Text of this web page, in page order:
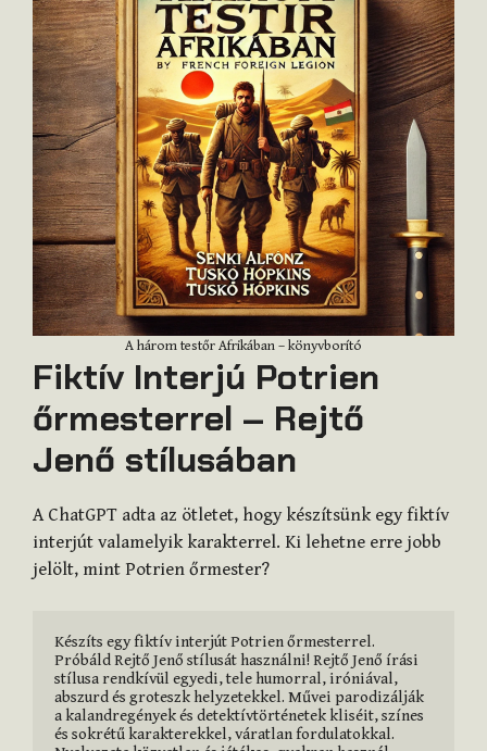
A három testőr Afrikában – könyvborító
Fiktív Interjú Potrien
őrmesterrel – Rejtő
Jenő stílusában
A ChatGPT adta az ötletet, hogy készítsünk egy fiktív
interjút valamelyik karakterrel. Ki lehetne erre jobb
jelölt, mint Potrien őrmester?
Készíts egy fiktív interjút Potrien őrmesterrel.
Próbáld Rejtő Jenő stílusát használni! Rejtő Jenő írási
stílusa rendkívül egyedi, tele humorral, iróniával,
abszurd és groteszk helyzetekkel. Művei parodizálják
a kalandregények és detektívtörténetek kliséit, színes
és sokrétű karakterekkel, váratlan fordulatokkal.